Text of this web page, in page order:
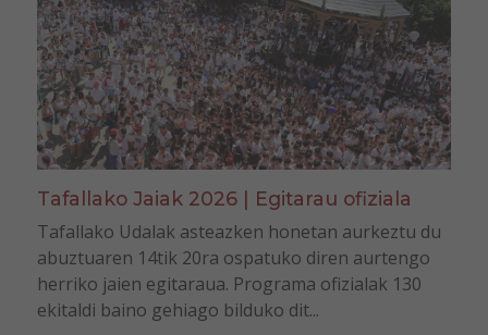
Tafallako Jaiak 2026 | Egitarau ofiziala
Tafallako Udalak asteazken honetan aurkeztu du
abuztuaren 14tik 20ra ospatuko diren aurtengo
herriko jaien egitaraua. Programa ofizialak 130
ekitaldi baino gehiago bilduko dit...